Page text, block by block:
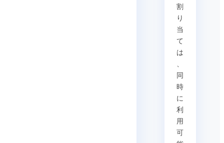
割
り
当
て
は
、
同
時
に
利
用
可